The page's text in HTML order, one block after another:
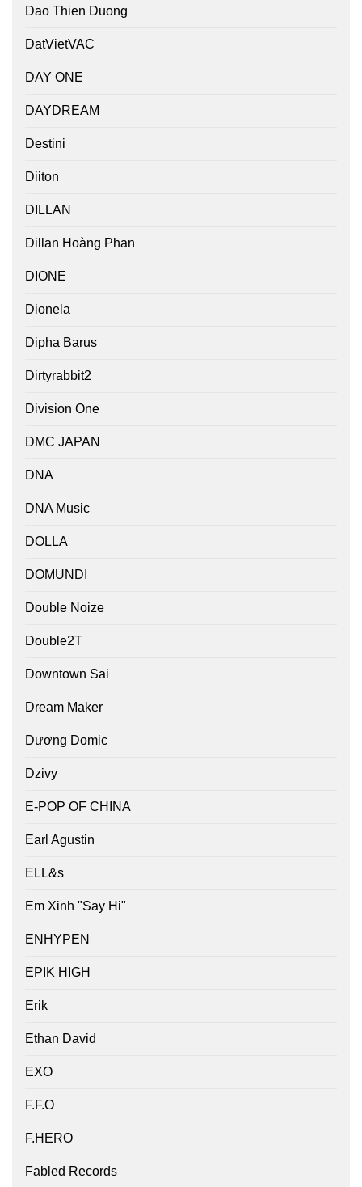
Dao Thien Duong
DatVietVAC
DAY ONE
DAYDREAM
Destini
Diiton
DILLAN
Dillan Hoàng Phan
DIONE
Dionela
Dipha Barus
Dirtyrabbit2
Division One
DMC JAPAN
DNA
DNA Music
DOLLA
DOMUNDI
Double Noize
Double2T
Downtown Sai
Dream Maker
Dương Domic
Dzivy
E-POP OF CHINA
Earl Agustin
ELL&s
Em Xinh "Say Hi"
ENHYPEN
EPIK HIGH
Erik
Ethan David
EXO
F.F.O
F.HERO
Fabled Records